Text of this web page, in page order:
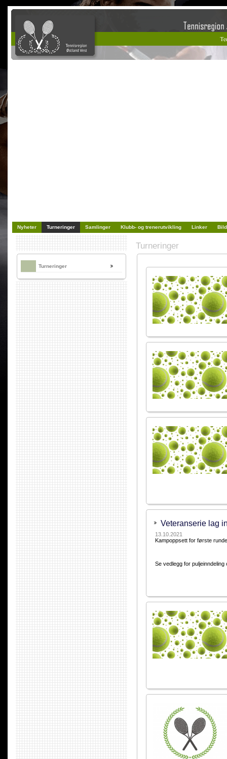
Nyheter Turneringer Samlinger Klubb- og trenerutvikling Linker
Turneringer
Turneringer
Veteranserie lag
13.10.2021
Kampoppsett for første
Se vedlegg for